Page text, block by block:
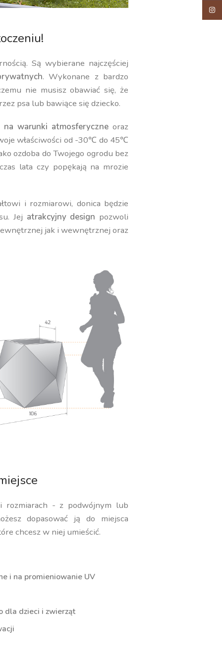
Są wybierane najczęściej
. Wykonane z bardzo
nie musisz obawiać się, że
psa lub bawiące się dziecko.
na warunki atmosferyczne oraz
właściwości od -30℃ do 45℃
ozdoba do Twojego ogrodu bez
lata czy popękają na mrozie
i rozmiarowi, donica będzie
Jej atrakcyjny design pozwoli
jak i wewnętrznej oraz
- z podwójnym lub
dopasować ją do miejsca
chcesz w niej umieścić.
i na promieniowanie UV
dla dzieci i zwierząt